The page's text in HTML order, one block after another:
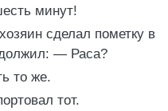
минут!
сделал пометку в
— Раса?
то же.
тот.